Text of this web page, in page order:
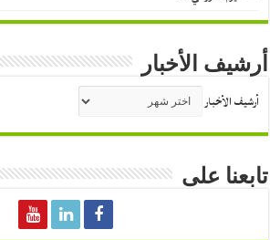
أرشيف الأخبار
أرشيف الأخبار
تابعنا على